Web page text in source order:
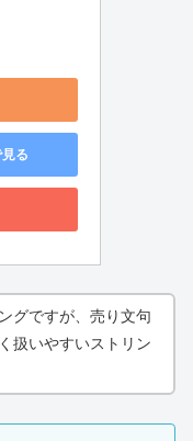
る
グですが、売り文句
扱いやすいストリン